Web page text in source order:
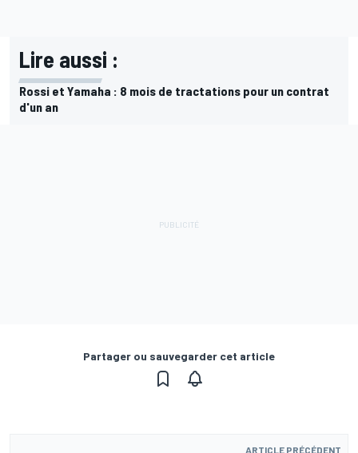
Lire aussi :
Rossi et Yamaha : 8 mois de tractations pour un contrat
d'un an
Partager ou sauvegarder cet article
ARTICLE PRÉCÉDENT